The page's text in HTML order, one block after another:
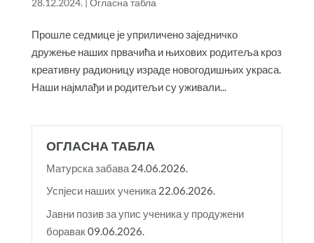
Прошле седмице је уприличено заједничко
дружење наших првачића и њихових родитеља кроз
креативну радионицу израде новогодишњих украса.
Наши најмлађи и родитељи су уживали...
ОГЛАСНА ТАБЛА
Матурска забава 24.06.2026.
Успјеси наших ученика 22.06.2026.
Јавни позив за упис ученика у продужени
боравак09.06.2026.